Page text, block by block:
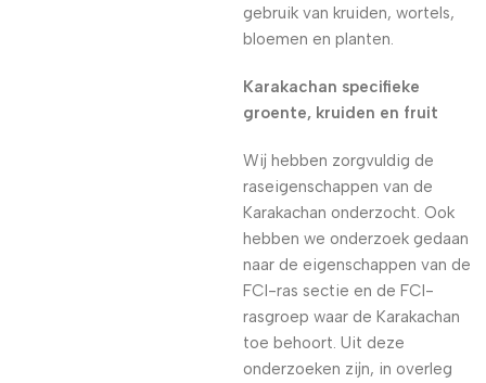
gebruik van kruiden, wortels,
bloemen en planten.
Karakachan specifieke
groente, kruiden en fruit
Wij hebben zorgvuldig de
raseigenschappen van de
Karakachan onderzocht. Ook
hebben we onderzoek gedaan
naar de eigenschappen van de
FCI-ras sectie en de FCI-
rasgroep waar de Karakachan
toe behoort. Uit deze
onderzoeken zijn, in overleg